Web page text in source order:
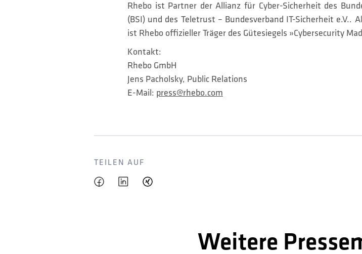
Rhebo ist Partner der Allianz für Cyber-Sicherheit des
(BSI) und des Teletrust – Bundesverband IT-Sicherheit e.V..
ist Rhebo offizieller Träger des Gütesiegels »Cybersecurity
Kontakt:
Rhebo GmbH
Jens Pacholsky, Public Relations
E-Mail: press@rhebo.com
TEILEN AUF
Weitere